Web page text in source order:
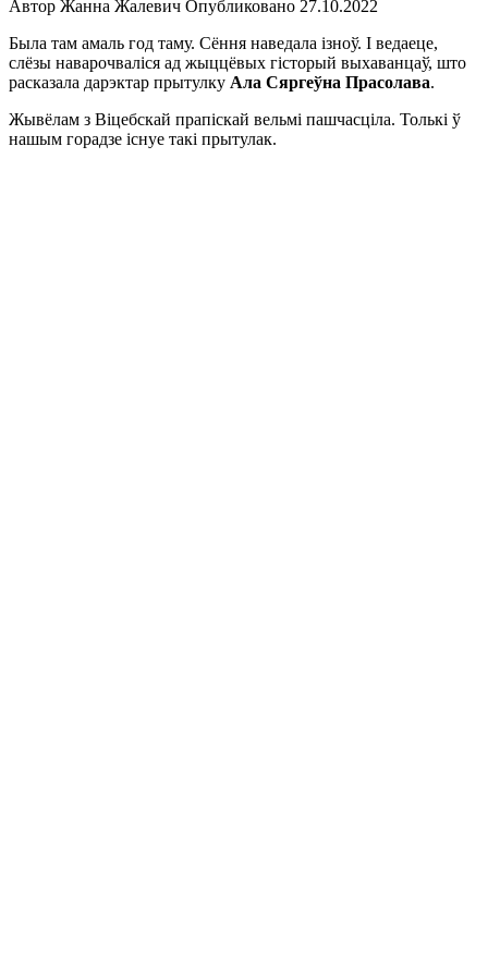
Автор Жанна Жалевич Опубликовано 27.10.2022
Была там амаль год таму. Сёння наведала ізноў. І ведаеце,
слёзы наварочваліся ад жыццёвых гісторый выхаванцаў, што
расказала дарэктар прытулку Ала Сяргеўна Прасолава.
Жывёлам з Віцебскай прапіскай вельмі пашчасціла. Толькі ў
нашым горадзе існуе такі прытулак.